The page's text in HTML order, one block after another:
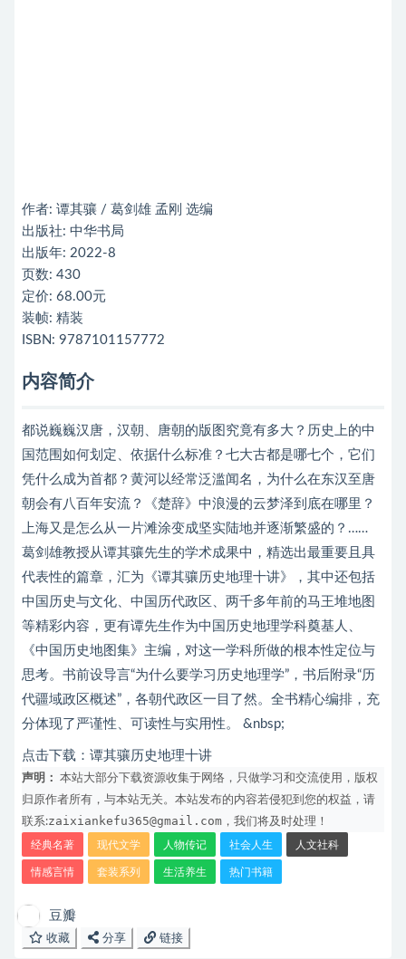
作者: 谭其骧 / 葛剑雄 孟刚 选编
出版社: 中华书局
出版年: 2022-8
页数: 430
定价: 68.00元
装帧: 精装
ISBN: 9787101157772
内容简介
都说巍巍汉唐，汉朝、唐朝的版图究竟有多大？历史上的中
国范围如何划定、依据什么标准？七大古都是哪七个，它们
凭什么成为首都？黄河以经常泛滥闻名，为什么在东汉至唐
朝会有八百年安流？《楚辞》中浪漫的云梦泽到底在哪里？
上海又是怎么从一片滩涂变成坚实陆地并逐渐繁盛的？……
葛剑雄教授从谭其骧先生的学术成果中，精选出最重要且具
代表性的篇章，汇为《谭其骧历史地理十讲》，其中还包括
中国历史与文化、中国历代政区、两千多年前的马王堆地图
等精彩内容，更有谭先生作为中国历史地理学科奠基人、
《中国历史地图集》主编，对这一学科所做的根本性定位与
思考。书前设导言“为什么要学习历史地理学”，书后附录“历
代疆域政区概述”，各朝代政区一目了然。全书精心编排，充
分体现了严谨性、可读性与实用性。 &nbsp;
点击下载： 谭其骧历史地理十讲
声明：
本站大部分下载资源收集于网络，只做学习和交流使用，版权
归原作者所有，与本站无关。本站发布的内容若侵犯到您的权益，请
联系:zaixiankefu365@gmail.com ，我们将及时处理！
经典名著 现代文学 人物传记 社会人生 人文社科
情感言情 套装系列 生活养生 热门书籍
豆瓣
收藏
分享 链接